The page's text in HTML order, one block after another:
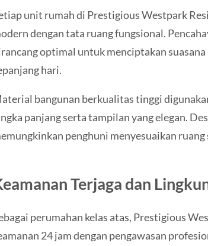
unit rumah di Prestigious Westpark
dengan tata ruang fungsional.
optimal untuk menciptakan
hari.
bangunan berkualitas tinggi
panjang serta tampilan yang elegan.
penghuni menyesuaikan
Terjaga dan
perumahan kelas atas, Prestigious
24 jam dengan pengawasan